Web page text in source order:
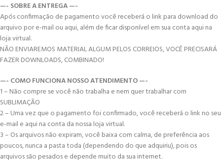
—- SOBRE A ENTREGA —-
Após confirmação de pagamento você receberá o link para download do
arquivo por e-mail ou aqui, além de ficar disponível em sua conta aqui na
loja virtual.
NÃO ENVIAREMOS MATERIAL ALGUM PELOS CORREIOS, VOCÊ PRECISARÁ
FAZER DOWNLOADS, COMBINADO!
—- COMO FUNCIONA NOSSO ATENDIMENTO —-
1 – Não compre se você não trabalha e nem quer trabalhar com
SUBLIMAÇÃO
2 – Uma vez que o pagamento foi confirmado, você receberá o link no seu
e-mail e aqui na conta da nossa loja virtual.
3 – Os arquivos não expiram, você baixa com calma, de preferência aos
poucos, nunca a pasta toda (dependendo do que adquiriu), pois os
arquivos são pesados e depende muito da sua internet.